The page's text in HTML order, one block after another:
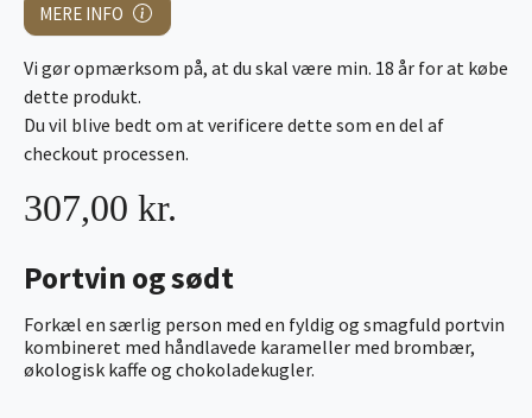
MERE INFO
Portvin og sødt
Forkæl en særlig person med en fyldig og smagfuld portvin
kombineret med håndlavede karameller med brombær,
økologisk kaffe og chokoladekugler.
307,00 kr.
Vi gør opmærksom på, at du skal være min. 18 år for at købe
dette produkt.
Du vil blive bedt om at verificere dette som en del af
checkout processen.